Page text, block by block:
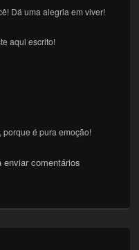
Dá uma alegria em viver!
aqui escrito!
porque é pura emoção!
enviar comentários